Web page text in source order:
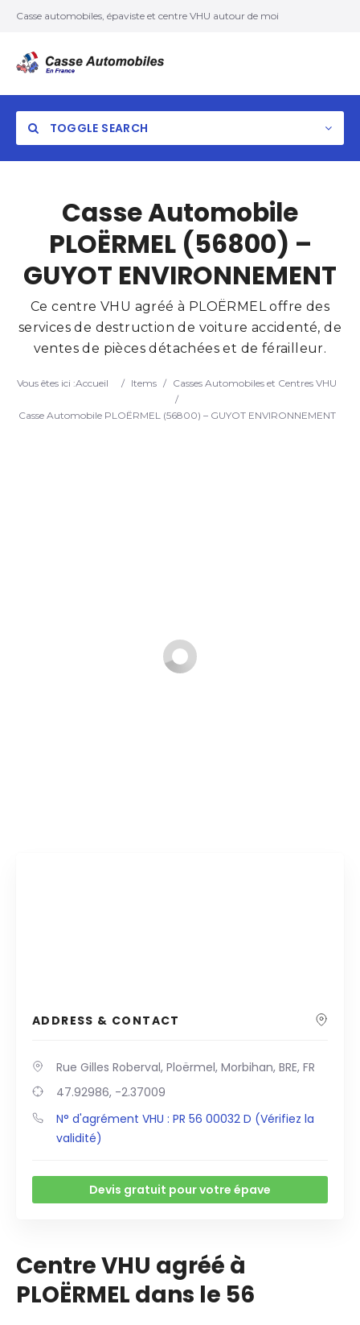
Casse automobiles, épaviste et centre VHU autour de moi
TOGGLE SEARCH
Search
Casse Automobile
PLOËRMEL (56800) –
GUYOT ENVIRONNEMENT
Ce centre VHU agréé à PLOËRMEL offre des
services de destruction de voiture accidenté, de
ventes de pièces détachées et de férailleur.
Vous êtes ici :Accueil / Items / Casses Automobiles et Centres VHU
/
Casse Automobile PLOËRMEL (56800) – GUYOT ENVIRONNEMENT
ADDRESS & CONTACT
Rue Gilles Roberval, Ploërmel, Morbihan, BRE, FR
47.92986, -2.37009
N° d'agrément VHU : PR 56 00032 D (Vérifiez la
validité)
Devis gratuit pour votre épave
Centre VHU agréé à
PLOËRMEL dans le 56